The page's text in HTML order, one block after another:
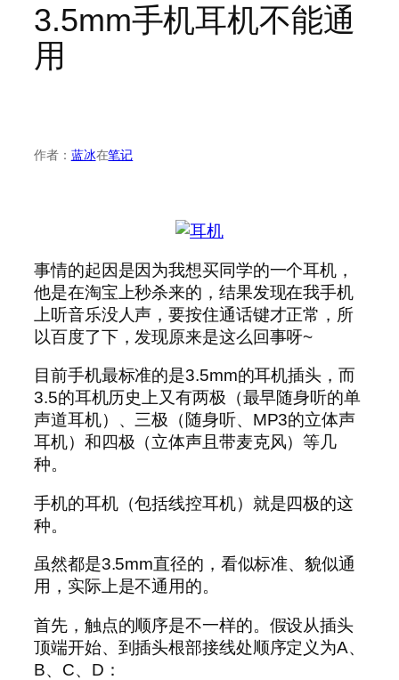
3.5mm手机耳机不能通
用
作者： 蓝冰在笔记
事情的起因是因为我想买同学的一个耳机，
他是在淘宝上秒杀来的，结果发现在我手机
上听音乐没人声，要按住通话键才正常，所
以百度了下，发现原来是这么回事呀~
目前手机最标准的是3.5mm的耳机插头，而
3.5的耳机历史上又有两极（最早随身听的单
声道耳机）、三极（随身听、MP3的立体声
耳机）和四极（立体声且带麦克风）等几
种。
手机的耳机（包括线控耳机）就是四极的这
种。
虽然都是3.5mm直径的，看似标准、貌似通
用，实际上是不通用的。
首先，触点的顺序是不一样的。假设从插头
顶端开始、到插头根部接线处顺序定义为A、
B、C、D：